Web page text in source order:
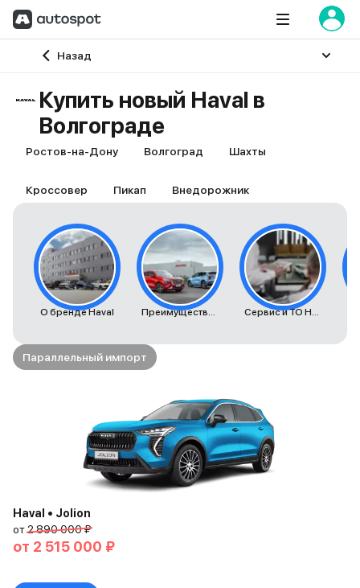
Назад
Главная
Купить новый Haval в
Волгограде
Ростов-на-Дону Волгоград Шахты
Кроссовер Пикап Внедорожник
О бренде Haval Преимущества автомобилей Haval Сервис и ТО Haval
Параллельный импорт
Haval • Jolion
от2 890 000 ₽
от 2 515 000 ₽